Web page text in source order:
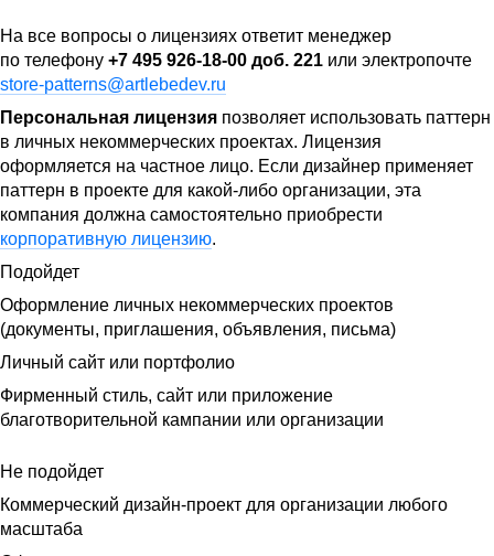
На все вопросы о лицензиях ответит менеджер
по телефону +7 495 926-18-00 доб. 221 или электропочте
store-patterns@artlebedev.ru
Персональная лицензия позволяет использовать паттерн
в личных некоммерческих проектах. Лицензия
оформляется на частное лицо. Если дизайнер применяет
паттерн в проекте для какой-либо организации, эта
компания должна самостоятельно приобрести
корпоративную лицензию.
Подойдет
Оформление личных некоммерческих проектов
(документы, приглашения, объявления, письма)
Личный сайт или портфолио
Фирменный стиль, сайт или приложение
благотворительной кампании или организации
Не подойдет
Коммерческий дизайн-проект для организации любого
масштаба